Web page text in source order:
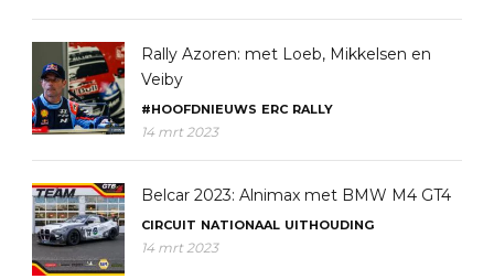
Rally Azoren: met Loeb, Mikkelsen en
Veiby
#HOOFDNIEUWS ERC RALLY
14 mrt 2023
Belcar 2023: Alnimax met BMW M4 GT4
CIRCUIT NATIONAAL UITHOUDING
14 mrt 2023